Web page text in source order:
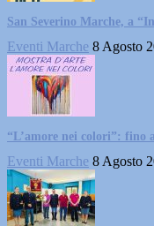
San Severino Marche, a
Eventi Marche 8 Agosto
“L’amore nei colori”: fino
Eventi Marche 8 Agosto